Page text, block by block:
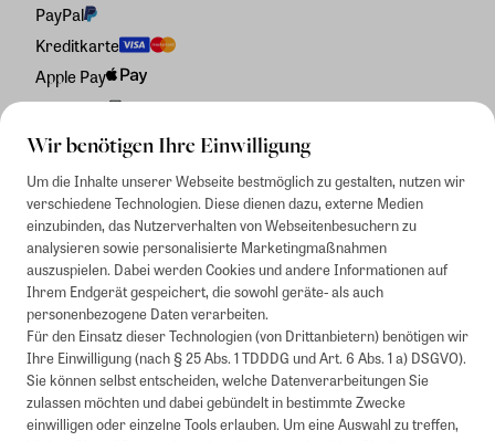
Wir benötigen Ihre Einwilligung
Um die Inhalte unserer Webseite bestmöglich zu gestalten, nutzen wir
verschiedene Technologien. Diese dienen dazu, externe Medien
einzubinden, das Nutzerverhalten von Webseitenbesuchern zu
analysieren sowie personalisierte Marketingmaßnahmen
auszuspielen. Dabei werden Cookies und andere Informationen auf
Ihrem Endgerät gespeichert, die sowohl geräte- als auch
personenbezogene Daten verarbeiten.
Für den Einsatz dieser Technologien (von Drittanbietern) benötigen wir
Ihre Einwilligung (nach § 25 Abs. 1 TDDDG und Art. 6 Abs. 1 a) DSGVO).
Sie können selbst entscheiden, welche Datenverarbeitungen Sie
zulassen möchten und dabei gebündelt in bestimmte Zwecke
einwilligen oder einzelne Tools erlauben. Um eine Auswahl zu treffen,
PayPal
Kreditkarte
Apple Pay
Rechnung